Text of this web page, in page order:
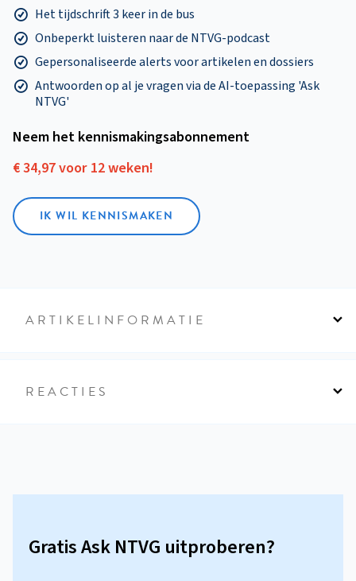
Het tijdschrift 3 keer in de bus
Onbeperkt luisteren naar de NTVG-podcast
Gepersonaliseerde alerts voor artikelen en dossiers
Antwoorden op al je vragen via de AI-toepassing 'Ask
NTVG'
Neem het kennismakings­abonnement
€ 34,97 voor 12 weken!
IK WIL KENNISMAKEN
ARTIKELINFORMATIE
REACTIES
Gratis Ask NTVG uitproberen?